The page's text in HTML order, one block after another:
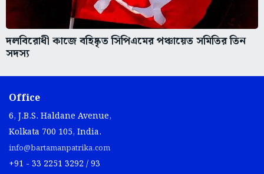
দলবিরোধী কাজে বহিষ্কৃত সিপিএমের পঞ্চায়েত সমিতির তিন
সদস্য
Office
6, J.B.S. Haldane Avenue,
Kolkata 700 105, India.
info@bartamanpatrika.com
+91 - 33 2251 3292 / 93